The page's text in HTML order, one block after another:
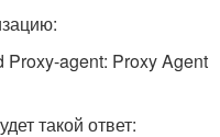
Proxy-agent: Proxy Agent
такой ответ: